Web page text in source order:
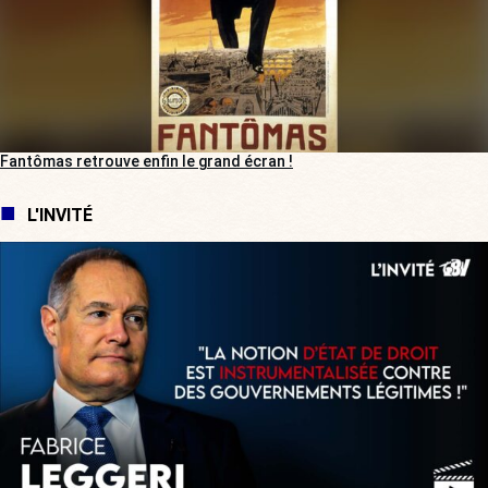
Fantômas retrouve enfin le grand écran !
L'INVITÉ